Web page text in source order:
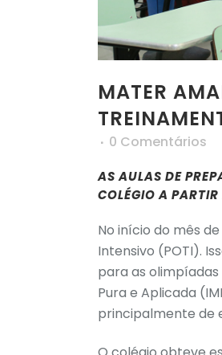
MATER
0 Comentários
AS AULAS DE
COLÉGIO A
No início do mês
Intensivo (POTI).
para as
Pura e Aplicada
principalmente de